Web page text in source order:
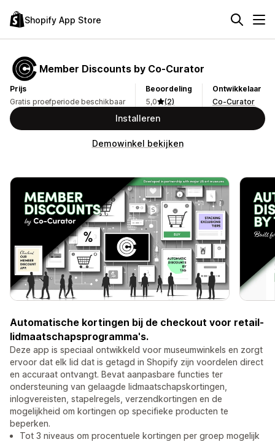
Shopify App Store
Member Discounts by Co‑Curator
Prijs
Gratis proefperiode beschikbaar
Beoordeling
5,0
(2)
Ontwikkelaar
Co-Curator
Installeren
Demowinkel bekijken
Automatische kortingen bij de checkout voor retail-
lidmaatschapsprogramma's.
Deze app is speciaal ontwikkeld voor museumwinkels en zorgt
ervoor dat elk lid dat is getagd in Shopify zijn voordelen direct
en accuraat ontvangt. Bevat aanpasbare functies ter
ondersteuning van gelaagde lidmaatschapskortingen,
inlogvereisten, stapelregels, verzendkortingen en de
mogelijkheid om kortingen op specifieke producten te
beperken.
Tot 3 niveaus om procentuele kortingen per groep mogelijk